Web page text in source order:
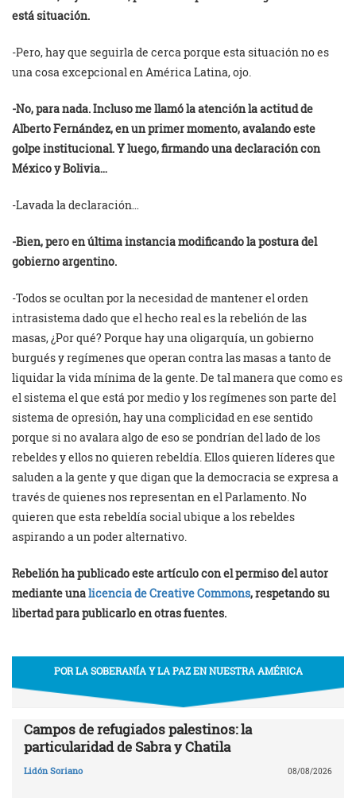
está situación.
-Pero, hay que seguirla de cerca porque esta situación no es
una cosa excepcional en América Latina, ojo.
-No, para nada. Incluso me llamó la atención la actitud de
Alberto Fernández, en un primer momento, avalando este
golpe institucional. Y luego, firmando una declaración con
México y Bolivia…
-Lavada la declaración…
-Bien, pero en última instancia modificando la postura del
gobierno argentino.
-Todos se ocultan por la necesidad de mantener el orden
intrasistema dado que el hecho real es la rebelión de las
masas, ¿Por qué? Porque hay una oligarquía, un gobierno
burgués y regímenes que operan contra las masas a tanto de
liquidar la vida mínima de la gente. De tal manera que como es
el sistema el que está por medio y los regímenes son parte del
sistema de opresión, hay una complicidad en ese sentido
porque si no avalara algo de eso se pondrían del lado de los
rebeldes y ellos no quieren rebeldía. Ellos quieren líderes que
saluden a la gente y que digan que la democracia se expresa a
través de quienes nos representan en el Parlamento. No
quieren que esta rebeldía social ubique a los rebeldes
aspirando a un poder alternativo.
Rebelión ha publicado este artículo con el permiso del autor
mediante unalicencia de Creative Commons, respetando su
libertad para publicarlo en otras fuentes.
POR LA SOBERANÍA Y LA PAZ EN NUESTRA AMÉRICA
Campos de refugiados palestinos: la
particularidad de Sabra y Chatila
Lidón Soriano 08/08/2026